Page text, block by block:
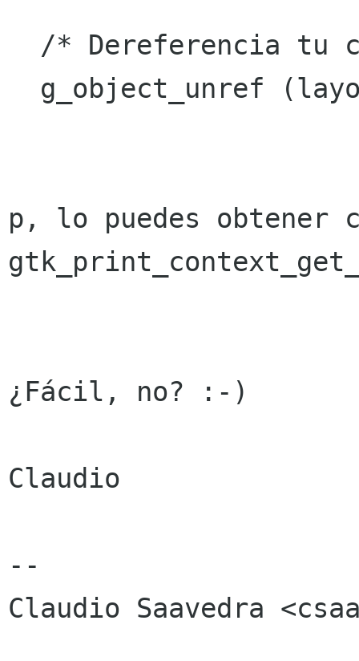
p, lo puedes obtener
¿Fácil, no? :-)
Claudio
--
Claudio Saavedra